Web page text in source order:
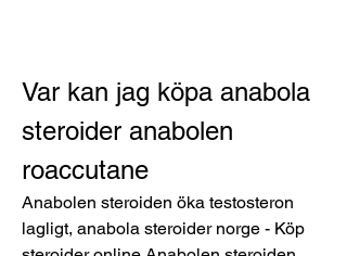
Var kan jag köpa anabola
steroider anabolen
roaccutane
Anabolen steroiden öka testosteron
lagligt, anabola steroider norge - Köp